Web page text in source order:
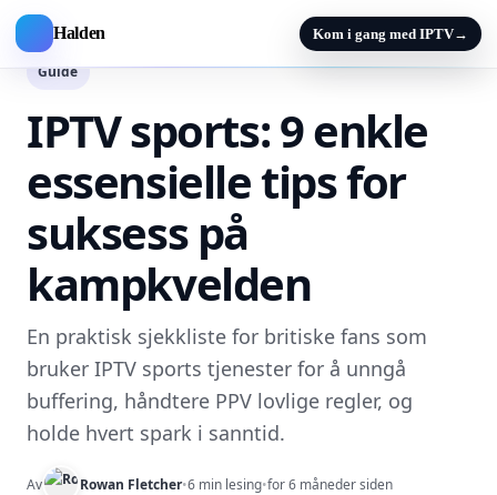
Halden Kom i gang med IPTV→
Guide
IPTV sports: 9 enkle
essensielle tips for
suksess på
kampkvelden
En praktisk sjekkliste for britiske fans som
bruker IPTV sports tjenester for å unngå
buffering, håndtere PPV lovlige regler, og
holde hvert spark i sanntid.
Av Rowan Fletcher•6 min lesing•for 6 måneder siden